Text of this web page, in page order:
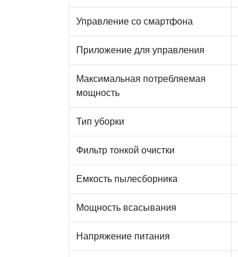
Управление со смартфона
Приложение для управления
Максимальная потребляемая
мощность
Тип уборки
Фильтр тонкой очистки
Емкость пылесборника
Мощность всасывания
Напряжение питания